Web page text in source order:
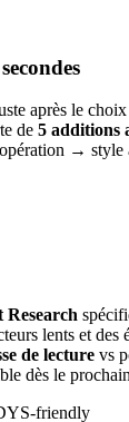
après le
de 5 additions
→ style
lents et
de lecture vs
dès le
friendly